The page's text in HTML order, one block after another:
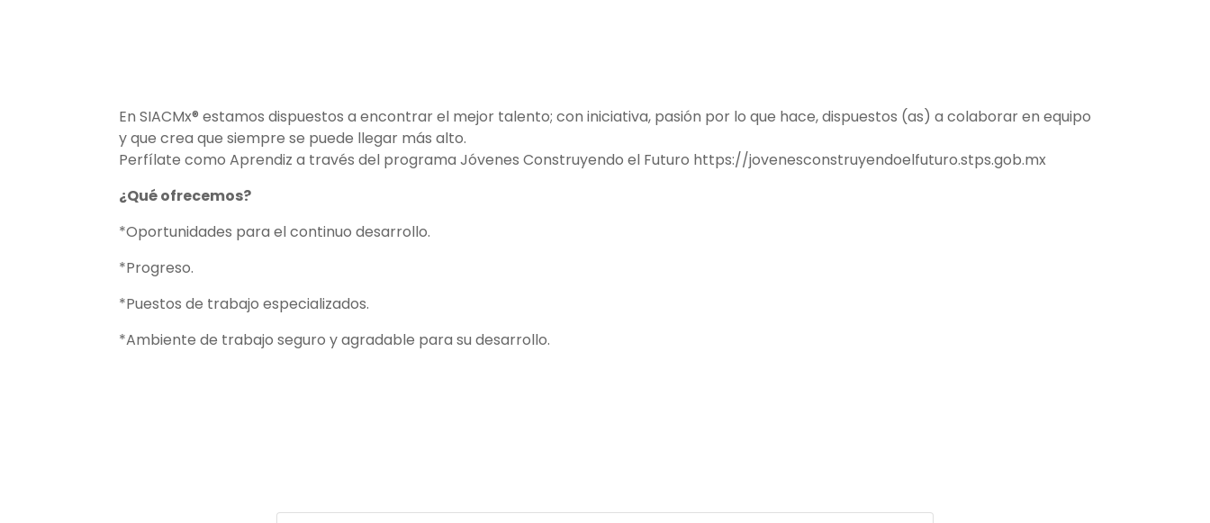
En SIACMx® estamos dispuestos a encontrar el mejor talento; con iniciativa, pasión por lo que hace, dispuestos (as) a colaborar en equipo
y que crea que siempre se puede llegar más alto.
Perfílate como Aprendiz a través del programa Jóvenes Construyendo el Futuro https://jovenesconstruyendoelfuturo.stps.gob.mx
¿Qué ofrecemos?
*Oportunidades para el continuo desarrollo.
*Progreso.
*Puestos de trabajo especializados.
*Ambiente de trabajo seguro y agradable para su desarrollo.